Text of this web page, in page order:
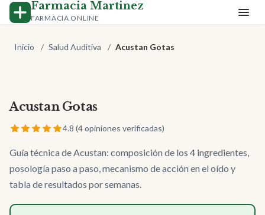
Farmacia Martinez
FARMACIA ONLINE
Inicio / Salud Auditiva / Acustan Gotas
-51%
Acustan Gotas
4.8 (4 opiniones verificadas)
Guía técnica de Acustan: composición de los 4 ingredientes,
posología paso a paso, mecanismo de acción en el oído y
tabla de resultados por semanas.